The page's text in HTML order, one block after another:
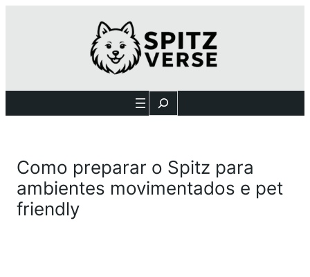
Search
Como preparar o Spitz para
ambientes movimentados e pet
friendly